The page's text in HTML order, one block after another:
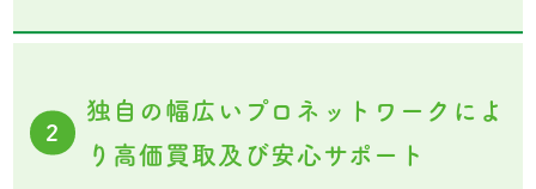
2
独自の幅広いプロネットワークによ
り高価買取及び安心サポート